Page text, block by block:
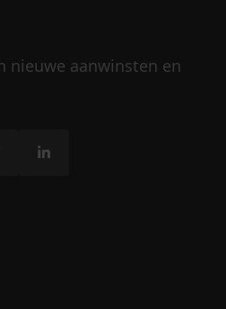
nieuwe aanwinsten en